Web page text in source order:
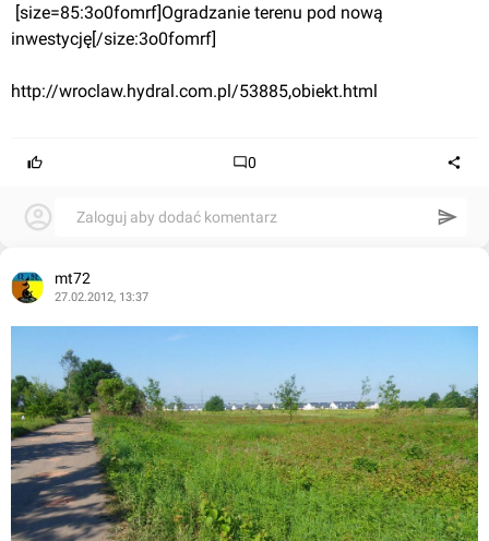
inwestycję[/size:3o0fomrf]
http://wroclaw.hydral.com.pl/53885,obiekt.html
0
Zaloguj aby dodać komentarz
mt72
27.02.2012, 13:37